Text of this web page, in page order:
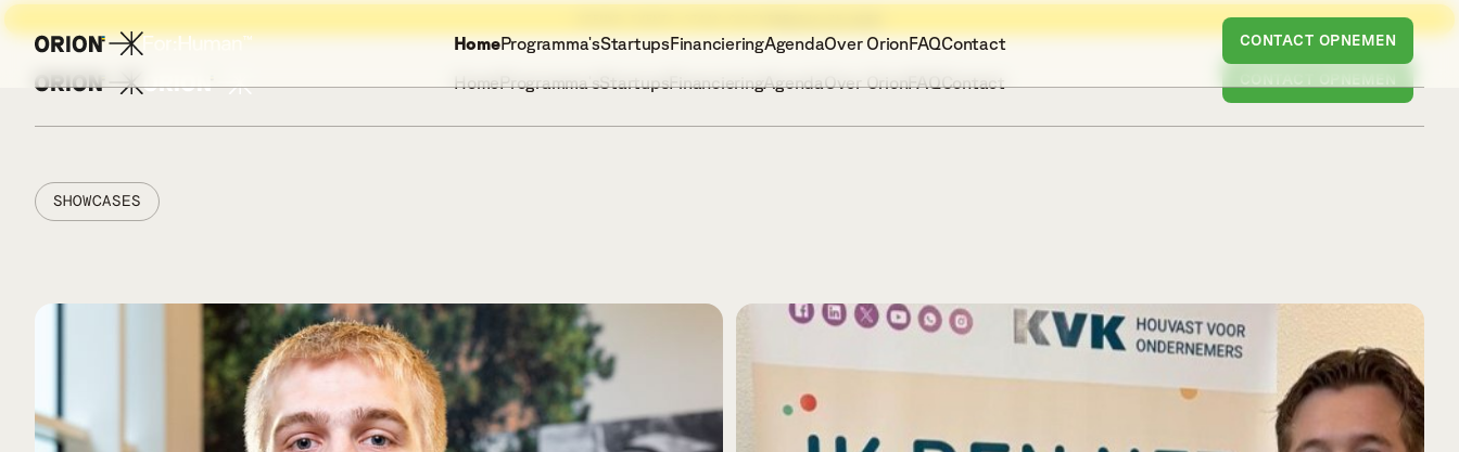
HomeProgramma'sStartupsFinancieringAgendaOver OrionFAQContact
HomeProgramma'sStartupsFinancieringAgendaOver OrionFAQContact CONTACT OPNEMEN
SHOWCASES